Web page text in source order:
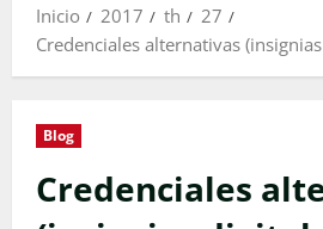
Inicio
2017 th
27
Credenciales alternativas
Blog
Credenciales